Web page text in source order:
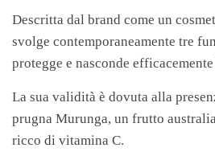
Descritta dal brand come un
svolge contemporaneamente tre
protegge e nasconde
La sua validità è dovuta alla
prugna Murunga, un frutto
ricco di vitamina C.